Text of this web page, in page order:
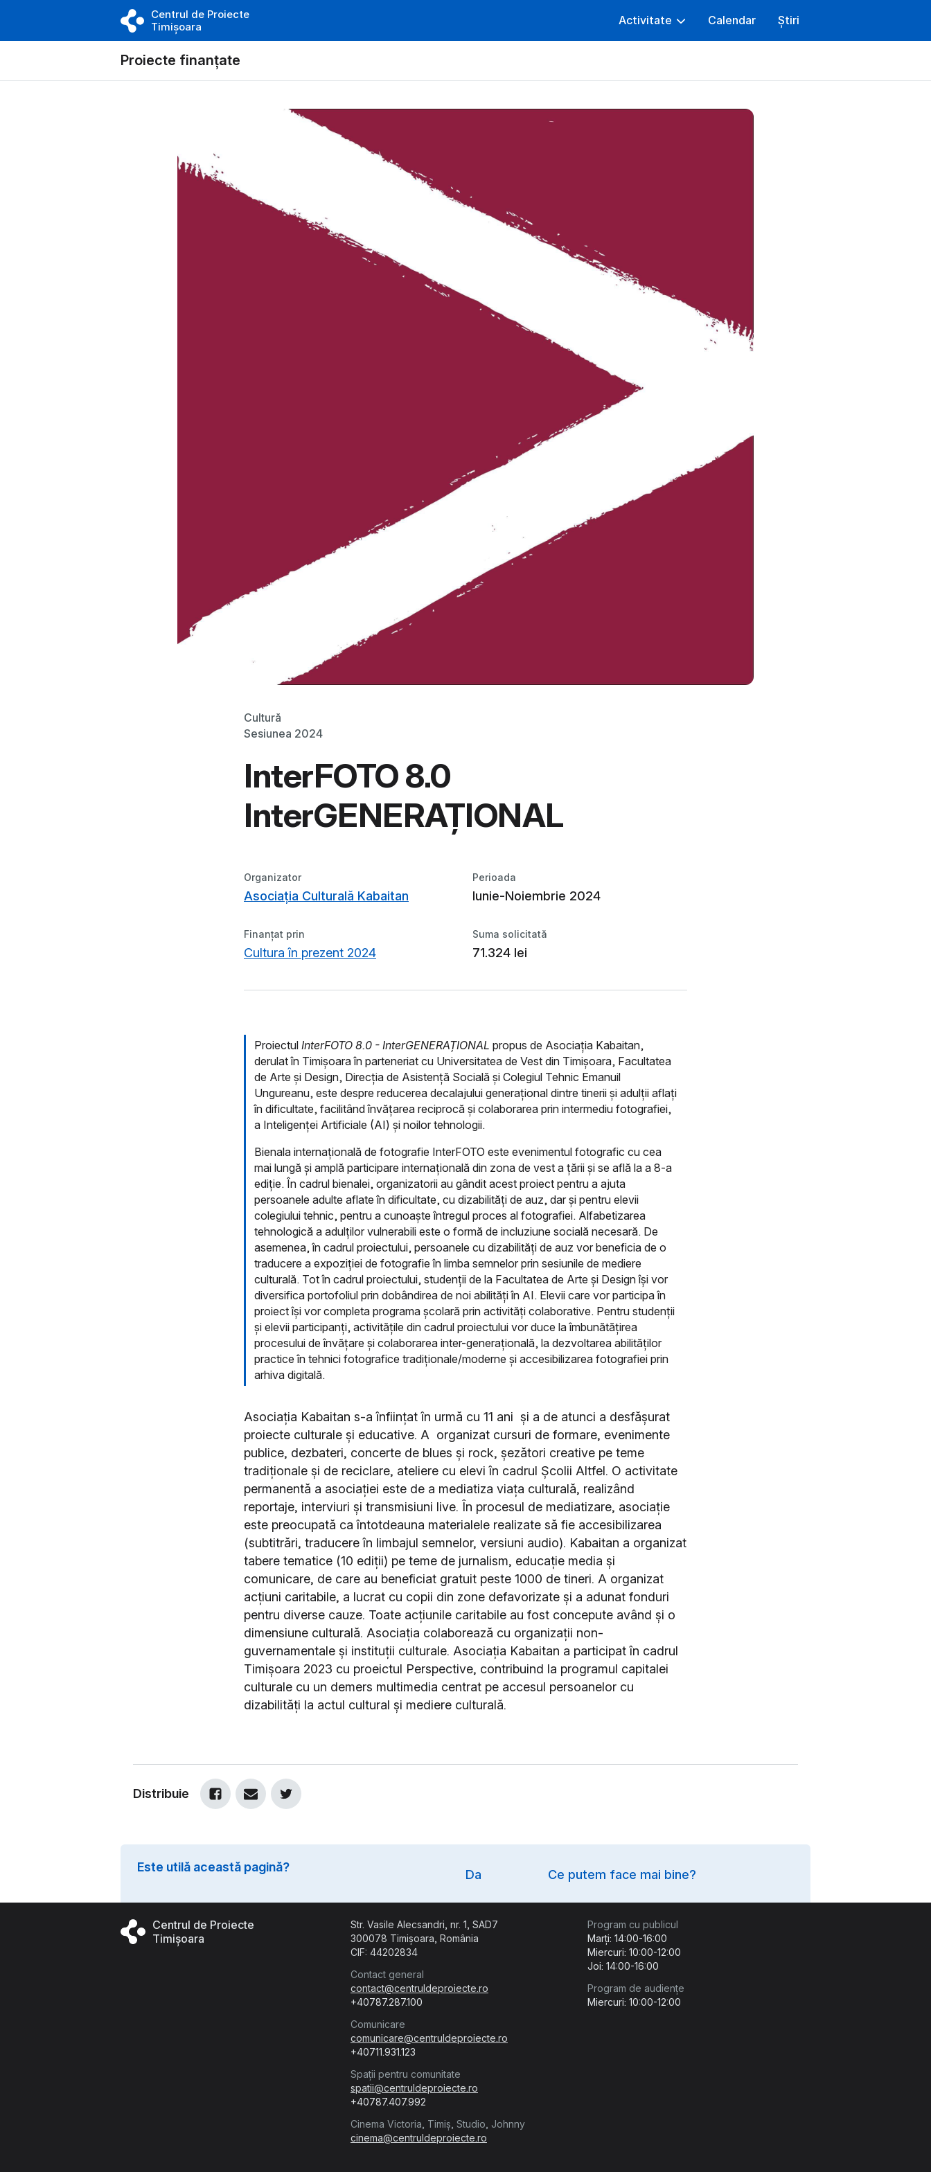
Centrul de Proiecte
Timișoara
Activitate Calendar Știri
Proiecte finanțate
Cultură
Sesiunea 2024
InterFOTO 8.0
InterGENERAȚIONAL
Organizator
Asociația Culturală Kabaitan
Perioada
Iunie-Noiembrie 2024
Finanțat prin
Cultura în prezent 2024
Suma solicitată
71.324 lei
Proiectul InterFOTO 8.0 - InterGENERAȚIONAL propus de Asociația Kabaitan,
derulat în Timișoara în parteneriat cu Universitatea de Vest din Timișoara, Facultatea
de Arte și Design, Direcția de Asistență Socială și Colegiul Tehnic Emanuil
Ungureanu, este despre reducerea decalajului generațional dintre tinerii și adulții aflați
în dificultate, facilitând învățarea reciprocă și colaborarea prin intermediu fotografiei,
a Inteligenței Artificiale (AI) și noilor tehnologii.
Bienala internațională de fotografie InterFOTO este evenimentul fotografic cu cea
mai lungă și amplă participare internațională din zona de vest a țării și se află la a 8-a
ediție. În cadrul bienalei, organizatorii au gândit acest proiect pentru a ajuta
persoanele adulte aflate în dificultate, cu dizabilități de auz, dar și pentru elevii
colegiului tehnic, pentru a cunoaște întregul proces al fotografiei. Alfabetizarea
tehnologică a adulților vulnerabili este o formă de incluziune socială necesară. De
asemenea, în cadrul proiectului, persoanele cu dizabilități de auz vor beneficia de o
traducere a expoziției de fotografie în limba semnelor prin sesiunile de mediere
culturală. Tot în cadrul proiectului, studenții de la Facultatea de Arte și Design își vor
diversifica portofoliul prin dobândirea de noi abilități în AI. Elevii care vor participa în
proiect își vor completa programa școlară prin activități colaborative. Pentru studenții
și elevii participanți, activitățile din cadrul proiectului vor duce la îmbunătățirea
procesului de învățare și colaborarea inter-generațională, la dezvoltarea abilităților
practice în tehnici fotografice tradiționale/moderne și accesibilizarea fotografiei prin
arhiva digitală.
Asociația Kabaitan s-a înființat în urmă cu 11 ani și a de atunci a desfășurat
proiecte culturale și educative. A organizat cursuri de formare, evenimente
publice, dezbateri, concerte de blues și rock, șezători creative pe teme
tradiționale și de reciclare, ateliere cu elevi în cadrul Școlii Altfel. O activitate
permanentă a asociației este de a mediatiza viața culturală, realizând
reportaje, interviuri și transmisiuni live. În procesul de mediatizare, asociație
este preocupată ca întotdeauna materialele realizate să fie accesibilizarea
(subtitrări, traducere în limbajul semnelor, versiuni audio). Kabaitan a organizat
tabere tematice (10 ediții) pe teme de jurnalism, educație media și
comunicare, de care au beneficiat gratuit peste 1000 de tineri. A organizat
acțiuni caritabile, a lucrat cu copii din zone defavorizate și a adunat fonduri
pentru diverse cauze. Toate acțiunile caritabile au fost concepute având și o
dimensiune culturală. Asociația colaborează cu organizații non-
guvernamentale și instituții culturale. Asociația Kabaitan a participat în cadrul
Timișoara 2023 cu proeictul Perspective, contribuind la programul capitalei
culturale cu un demers multimedia centrat pe accesul persoanelor cu
dizabilități la actul cultural și mediere culturală.
Distribuie
Este utilă această pagină?
Da Ce putem face mai bine?
Centrul de Proiecte
Timișoara
Str. Vasile Alecsandri, nr. 1, SAD7
300078 Timișoara, România
CIF: 44202834
Contact general
contact@centruldeproiecte.ro
+40787.287.100
Comunicare
comunicare@centruldeproiecte.ro
+40711.931.123
Spații pentru comunitate
spatii@centruldeproiecte.ro
+40787.407.992
Cinema Victoria, Timiș, Studio, Johnny
cinema@centruldeproiecte.ro
Program cu publicul
Marți: 14:00-16:00
Miercuri: 10:00-12:00
Joi: 14:00-16:00
Program de audiențe
Miercuri: 10:00-12:00